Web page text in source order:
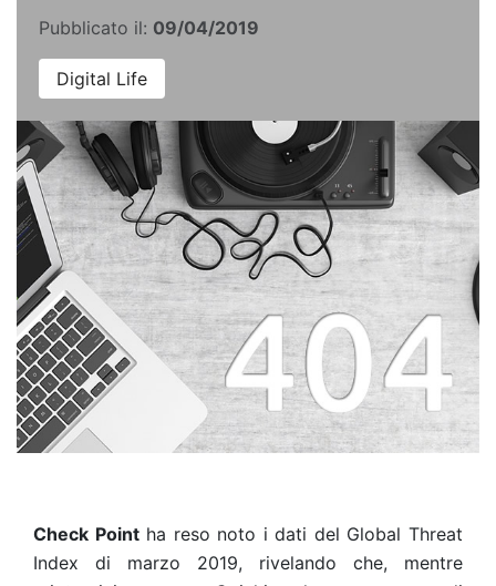
Pubblicato il: 09/04/2019
Digital Life
Check Pointha reso noto i dati del Global Threat
Index di marzo 2019, rivelando che, mentre